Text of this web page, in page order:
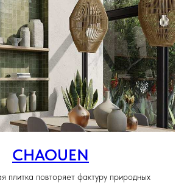
CHAOUEN
плитка повторяет фактуру природных